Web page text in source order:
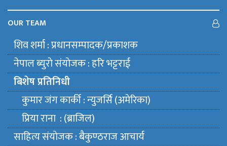
OUR TEAM
शिव शर्मा : प्रधानसम्पादक/प्रकाशक
नेपाल ब्युराे संयाेजक : हरि भट्टराई
बिशेष प्रतिनिधी
कुमार जंग कार्की : न्युजर्सि (अमेरिका)
प्रिया राना : (ब्राजिल)
साहित्य संयाेजक : बैकुण्ठराज आचार्य